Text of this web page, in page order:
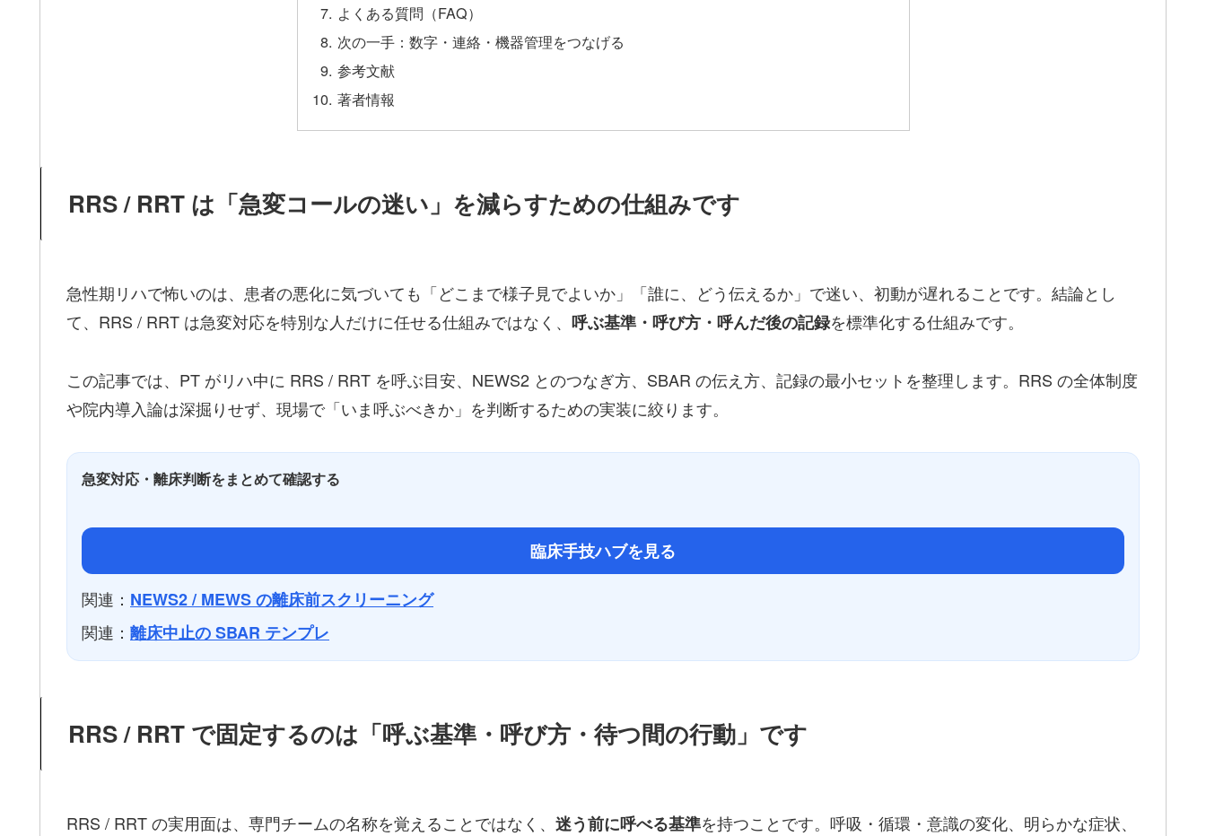
よくある質問（FAQ）
次の一手：数字・連絡・機器管理をつなげる
参考文献
著者情報
RRS / RRT は「急変コールの迷い」を減らすための仕組みです
急性期リハで怖いのは、患者の悪化に気づいても「どこまで様子見でよいか」「誰に、どう伝えるか」で迷い、初動が遅れることです。結論とし
て、RRS / RRT は急変対応を特別な人だけに任せる仕組みではなく、 呼ぶ基準・呼び方・呼んだ後の記録を標準化する仕組みです。
この記事では、PT がリハ中に RRS / RRT を呼ぶ目安、NEWS2 とのつなぎ方、SBAR の伝え方、記録の最小セットを整理します。RRS の全体制度
や院内導入論は深掘りせず、現場で「いま呼ぶべきか」を判断するための実装に絞ります。
急変対応・離床判断をまとめて確認する
臨床手技ハブを見る
関連： NEWS2 / MEWS の離床前スクリーニング
関連： 離床中止の SBAR テンプレ
RRS / RRT で固定するのは「呼ぶ基準・呼び方・待つ間の行動」です
RRS / RRT の実用面は、専門チームの名称を覚えることではなく、 迷う前に呼べる基準を持つことです。呼吸・循環・意識の変化、明らかな症状、